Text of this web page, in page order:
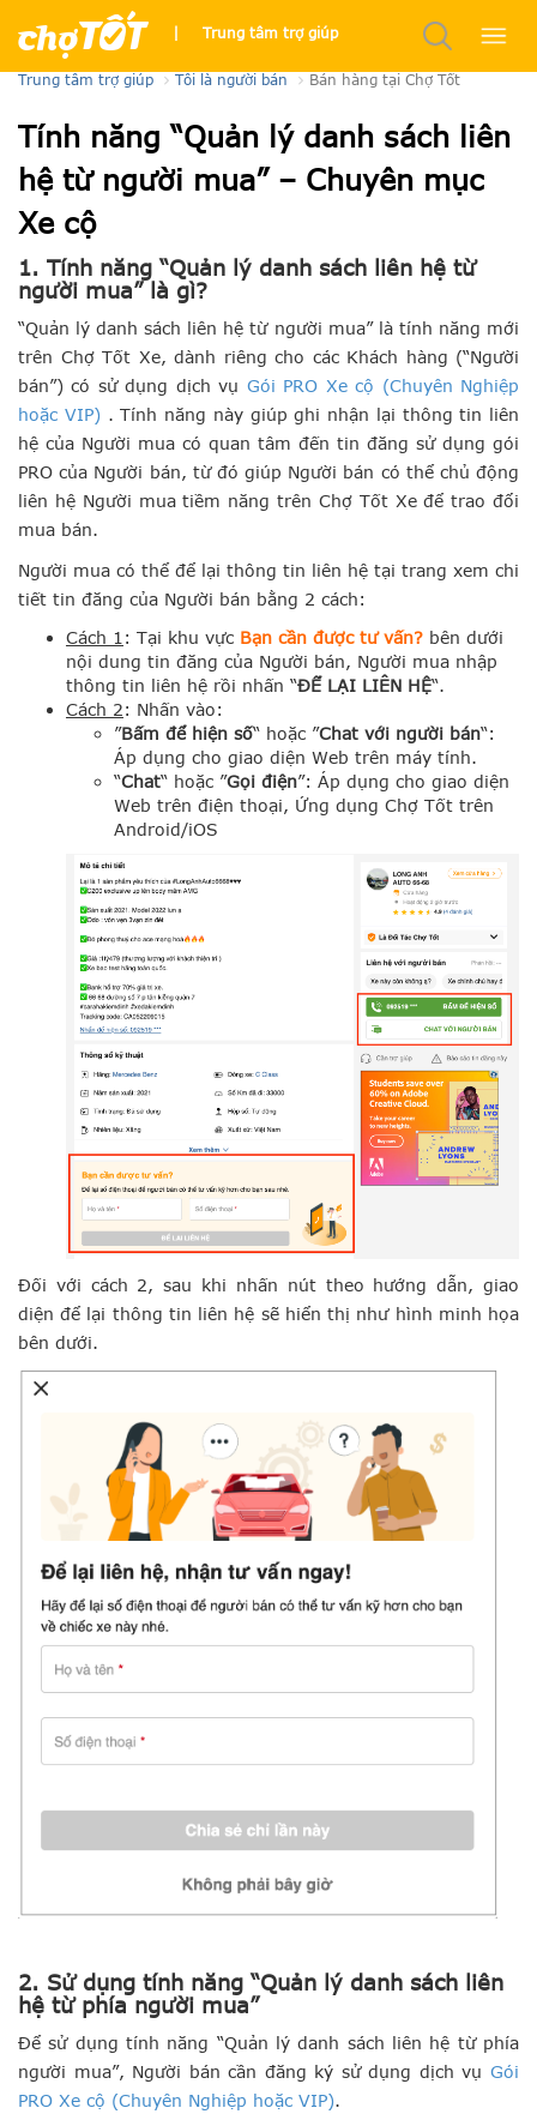
Trung tâm trợ giúp
Chuyên mục Xe
Trung tâm trợ giúp Tôi là người bán Bán hàng tại Chợ Tốt
Tính năng “Quản lý danh sách liên
hệ từ người mua” – Chuyên mục
Xe cộ
1. Tính năng “Quản lý danh sách liên hệ từ
người mua​” ​là gì?
“Quản lý danh sách liên hệ từ người mua​” ​là tính năng mới
trên Chợ Tốt Xe​​,​ dành riêng cho các Khách hàng (“Người
bán”) có sử dụng dịch vụ Gói PRO Xe cộ (Chuyên Nghiệp
hoặc VIP) . Tính năng này ​giúp ​ghi nhận lại thông tin liên
hệ của Người mua​ có quan tâm đến tin đăng sử dụng gói
PRO của Người bán, từ đó giúp Người bán có thể chủ động
liên hệ Người mua tiềm năng trên Chợ Tốt Xe để trao đổi
mua bán.
Người mua có thể để lại thông tin liên hệ ​tại trang​ xem chi
tiết tin đăng của​ ​Người bán bằng 2 cách:
Cách 1 : Tại khu vực Bạn cần được tư vấn? bên dưới
nội dung tin đăng của Người bán, Người mua nhập
thông tin liên hệ rồi nhấn “ĐỂ LẠI LIÊN HỆ“.
Cách 2: Nhấn vào:
​”​Bấm để hiện số​“​ hoặc ​”​Chat​ với người bán“:
Áp dụng cho giao diện Web trên máy tính.​​​​
“​Chat“​​ hoặc ​”​Gọi điện​”​: Áp dụng cho giao diện
Web trên ​điện thoại, Ứng dụng Chợ Tốt trên
Android/iOS​
Đối với cách 2, sau khi nhấn nút theo hướng dẫn, giao
diện để lại thông tin liên hệ sẽ hiển thị như hình minh họa
bên dưới.
2. Sử dụng tính năng “Quản lý danh sách liên
hệ từ phía người mua”
Để sử dụng tính năng “Quản lý danh sách liên hệ từ phía
người mua”, ​Người bán cần đăng ký ​sử dụng ​dịch vụ Gói
PRO Xe cộ (Chuyên Nghiệp hoặc VIP).